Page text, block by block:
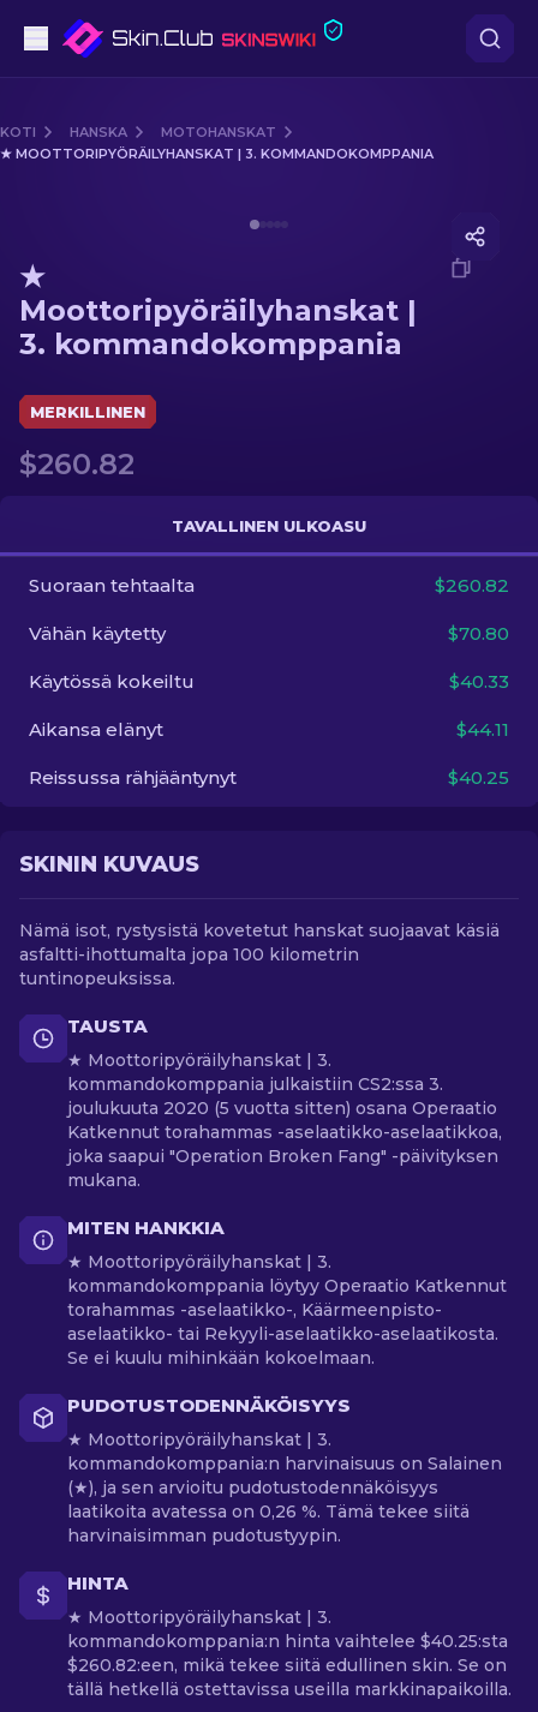
Keskitaso
Veitset
Hanska
Laatikot
FI
KOTI HANSKA
MOTOHANSKAT
★ MOOTTORIPYÖRÄILYHANSKAT | 3. KOMMANDOKOMPPANIA
★
Moottoripyöräilyhanskat |
3. kommandokomppania
MERKILLINEN
$260.82
TAVALLINEN ULKOASU
Suoraan tehtaalta $260.82
Vähän käytetty $70.80
Käytössä kokeiltu $40.33
Aikansa elänyt $44.11
Reissussa rähjääntynyt $40.25
SKININ KUVAUS
Nämä isot, rystysistä kovetetut hanskat suojaavat käsiä
asfaltti-ihottumalta jopa 100 kilometrin
tuntinopeuksissa.
TAUSTA
★ Moottoripyöräilyhanskat | 3.
kommandokomppania julkaistiin CS2:ssa 3.
joulukuuta 2020 (5 vuotta sitten) osana Operaatio
Katkennut torahammas -aselaatikko-aselaatikkoa,
joka saapui "Operation Broken Fang" -päivityksen
mukana.
MITEN HANKKIA
★ Moottoripyöräilyhanskat | 3.
kommandokomppania löytyy Operaatio Katkennut
torahammas -aselaatikko-, Käärmeenpisto-
aselaatikko- tai Rekyyli-aselaatikko-aselaatikosta.
Se ei kuulu mihinkään kokoelmaan.
PUDOTUSTODENNÄKÖISYYS
★ Moottoripyöräilyhanskat | 3.
kommandokomppania:n harvinaisuus on Salainen
(★), ja sen arvioitu pudotustodennäköisyys
laatikoita avatessa on 0,26 %. Tämä tekee siitä
harvinaisimman pudotustyypin.
HINTA
★ Moottoripyöräilyhanskat | 3.
kommandokomppania:n hinta vaihtelee $40.25:sta
$260.82:een, mikä tekee siitä edullinen skin. Se on
tällä hetkellä ostettavissa useilla markkinapaikoilla.